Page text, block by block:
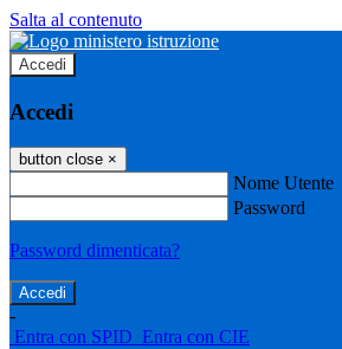
Salta al contenuto
Accedi
Accedi
button close ×
Nome Utente
Password
Password dimenticata?
-
Entra con SPID Entra con CIE